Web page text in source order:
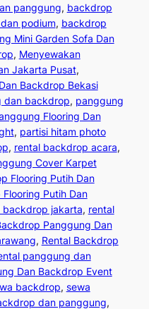
panggung, backdrop
podium, backdrop
Mini Garden Sofa Dan
, Menyewakan
Jakarta Pusat
Backdrop Bekasi
dan backdrop, panggung
Flooring Dan
, partisi hitam photo
, rental backdrop acara
Cover Karpet
Flooring Putih Dan
Putih Dan
backdrop jakarta, rental
Panggung Dan
, Rental Backdrop
panggung dan
Dan Backdrop Event
backdrop, sewa
dan panggung